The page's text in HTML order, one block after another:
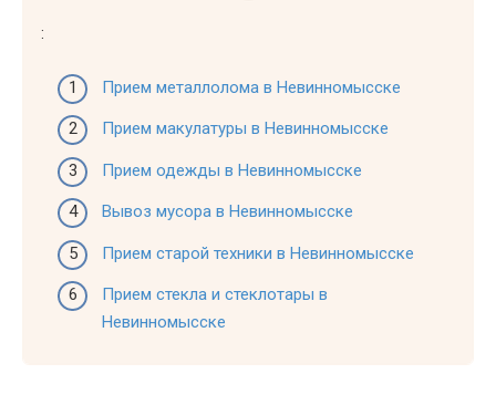
:
Прием металлолома в Невинномысске
Прием макулатуры в Невинномысске
Прием одежды в Невинномысске
Вывоз мусора в Невинномысске
Прием старой техники в Невинномысске
Прием стекла и стеклотары в
Невинномысске